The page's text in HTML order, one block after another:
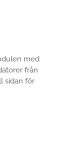
med
från
sidan för